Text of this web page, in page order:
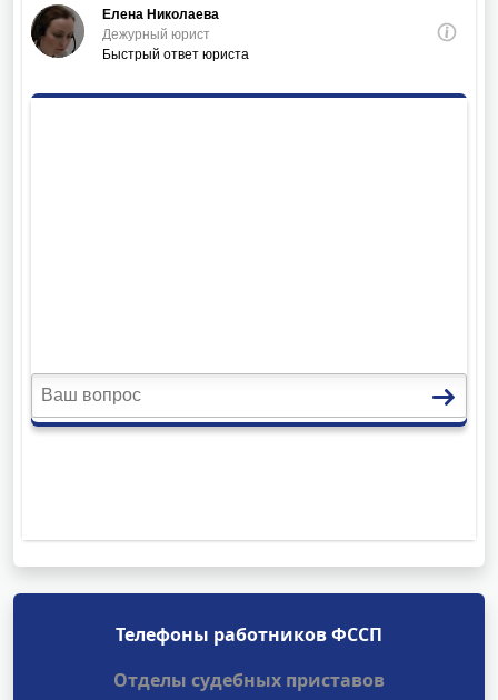
Телефоны работников ФССП
Отделы судебных приставов